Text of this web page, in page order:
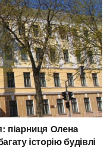
піарниця Олена
історію будівлі